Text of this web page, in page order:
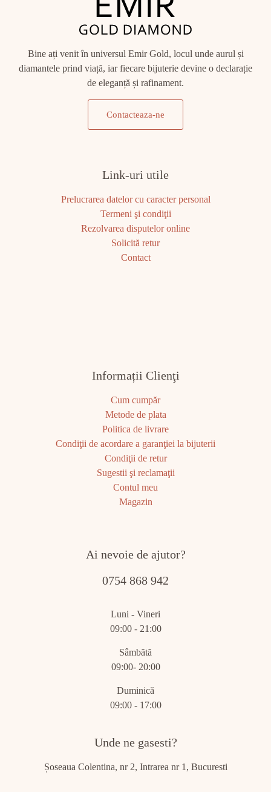
Bine ați venit în universul Emir Gold, locul unde aurul și
diamantele prind viață, iar fiecare bijuterie devine o declarație
de eleganță și rafinament.
Contacteaza-ne
Link-uri utile
Prelucrarea datelor cu caracter personal
Termeni şi condiţii
Rezolvarea disputelor online
Solicită retur
Contact
Informații Clienţi
Cum cumpăr
Metode de plata
Politica de livrare
Condiţii de acordare a garanţiei la bijuterii
Condiţii de retur
Sugestii şi reclamaţii
Contul meu
Magazin
Ai nevoie de ajutor?
0754 868 942
Luni - Vineri
09:00 - 21:00
Sâmbătă
09:00- 20:00
Duminică
09:00 - 17:00
Unde ne gasesti?
Șoseaua Colentina, nr 2, Intrarea nr 1, Bucuresti